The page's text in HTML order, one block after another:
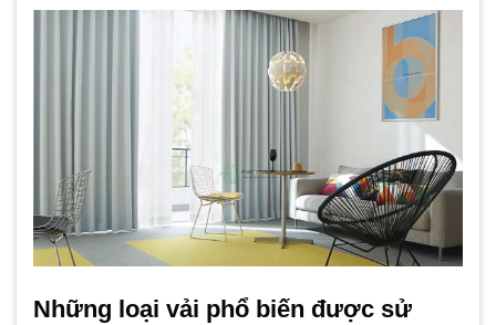
Những loại vải phổ biến được sử